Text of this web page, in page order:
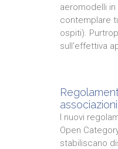
aeromodelli
contemplare
ospiti).
sull'effettiva
I nuovi
Open
stabiliscano